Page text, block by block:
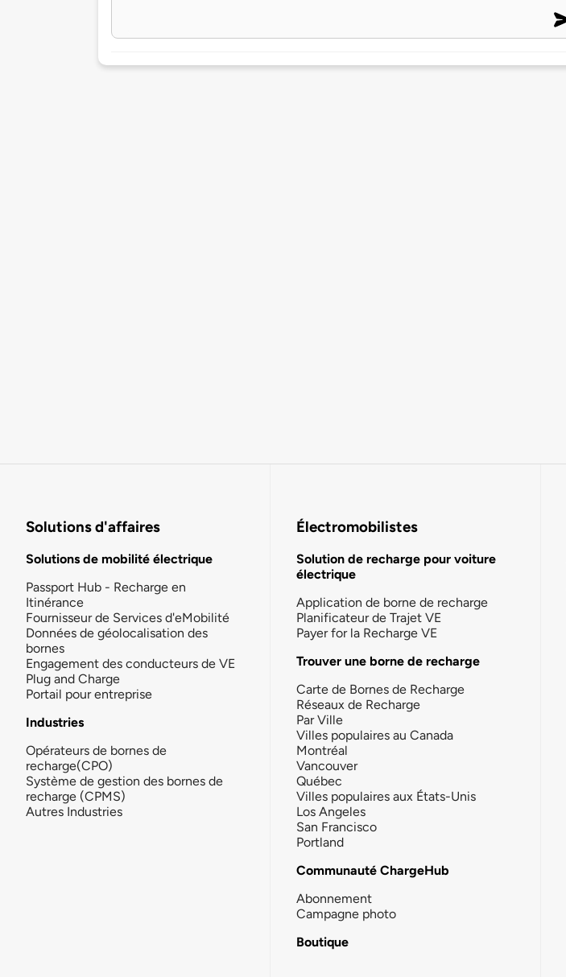
Solutions d'affaires
Solutions de mobilité électrique
Passport Hub - Recharge en
Itinérance
Fournisseur de Services d'eMobilité
Données de géolocalisation des
bornes
Engagement des conducteurs de VE
Plug and Charge
Portail pour entreprise
Industries
Opérateurs de bornes de
recharge(CPO)
Système de gestion des bornes de
recharge (CPMS)
Autres Industries
Électromobilistes
Solution de recharge pour voiture
électrique
Application de borne de recharge
Planificateur de Trajet VE
Payer for la Recharge VE
Trouver une borne de recharge
Carte de Bornes de Recharge
Réseaux de Recharge
Par Ville
Villes populaires au Canada
Montréal
Vancouver
Québec
Villes populaires aux États-Unis
Los Angeles
San Francisco
Portland
Communauté ChargeHub
Abonnement
Campagne photo
Boutique